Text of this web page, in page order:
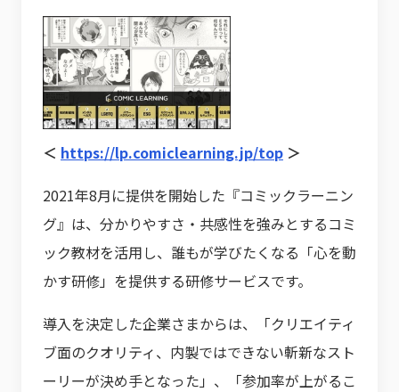
＜ https://lp.comiclearning.jp/top ＞
2021年8月に提供を開始した『コミックラーニン
グ』は、分かりやすさ・共感性を強みとするコミ
ック教材を活用し、誰もが学びたくなる「心を動
かす研修」を提供する研修サービスです。
導入を決定した企業さまからは、「クリエイティ
ブ面のクオリティ、内製ではできない斬新なスト
ーリーが決め手となった」、「参加率が上がるこ